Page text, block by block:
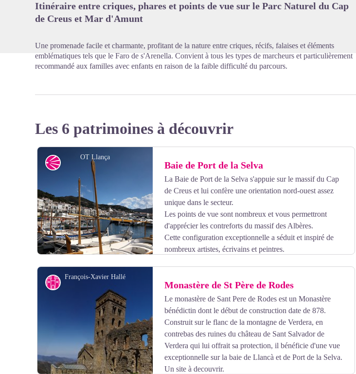
Itinéraire entre criques, phares et points de vue sur le Parc Naturel du Cap
de Creus et Mar d'Amunt
Une promenade facile et charmante, profitant de la nature entre criques, récifs, falaises et éléments
emblématiques tels que le Faro de s'Arenella. Convient à tous les types de marcheurs et particulièrement
recommandé aux familles avec enfants en raison de la faible difficulté du parcours.
Les 6 patrimoines à découvrir
OT Llança
Voir l'image en plein écran
Point de vue Baie de Port de la Selva
La Baie de Port de la Selva s'appuie sur le massif du Cap
de Creus et lui confère une orientation nord-ouest assez
unique dans le secteur.
Les points de vue sont nombreux et vous permettront
d'apprécier les contreforts du massif des Albères.
Cette configuration exceptionnelle a séduit et inspiré de
nombreux artistes, écrivains et peintres.
François-Xavier Hallé
Patrimoine historique majeur Monastère de St Père de Rodes
Le monastère de Sant Pere de Rodesest un Monastère
bénédictin dont le début de construction date de 878.
Construit sur le flanc de la montagne de Verdera, en
contrebas des ruines du château de Sant Salvador de
Verdera qui lui offrait sa protection, il bénéficie d'une vue
exceptionnelle sur la baie de Llancà et de Port de la Selva.
Un site à decouvrir.